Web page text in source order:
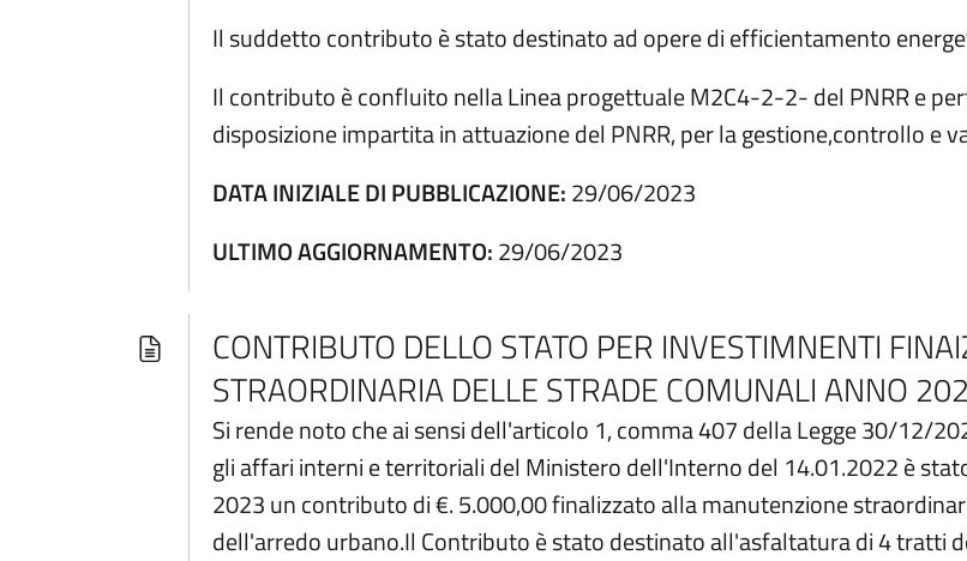
Il suddetto contributo è stato destinato ad opere di efficientamento
Il contributo è confluito nella Linea progettuale M2C4-2-2- del PNRR e
disposizione impartita in attuazione del PNRR, per la gestione,controllo e
DATA INIZIALE DI PUBBLICAZIONE:29/06/2023
ULTIMO AGGIORNAMENTO:29/06/2023
CONTRIBUTO DELLO STATO PER INVESTIMNENTI
STRAORDINARIA DELLE STRADE COMUNALI ANNO
Si rende noto che ai sensi dell'articolo 1, comma 407 della Legge 30/12/
gli affari interni e territoriali del Ministero dell'Interno del 14.01.2022 è
2023 un contributo di €. 5.000,00 finalizzato alla manutenzione
dell'arredo urbano.Il Contributo è stato destinato all'asfaltatura di 4 tratti